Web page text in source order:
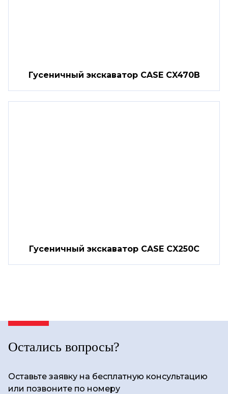
Гусеничный экскаватор CASE CX470B
Гусеничный экскаватор CASE CX250С
Остались вопросы?
Оставьте заявку на бесплатную консультацию
или позвоните по номеру